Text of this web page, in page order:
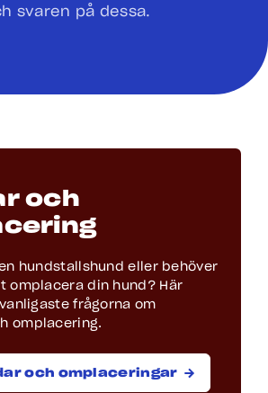
svaren på dessa.
och
hundstallshund eller behöver
omplacera din hund? Här
frågorna om
omplacering.
och omplaceringar